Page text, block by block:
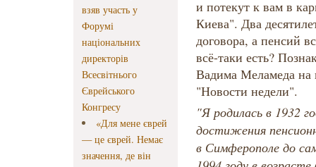
взяв участь у
Форумі
національних
директорів
Всесвітнього
Єврейського
Конгресу
«Для мене єврей
— це єврей. Немає
значення, де він
и потекут к вам в
Киева". Два
договора, а пенсий
всё-таки есть?
Вадима Меламеда на
"Новости недели".
"Я родилась в 1932
достижения
в Симферополе до